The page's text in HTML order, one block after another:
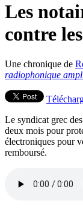
Les
contre
Une chronique de
radiophonique
Le syndicat grec
deux mois pour
électroniques pour
remboursé.